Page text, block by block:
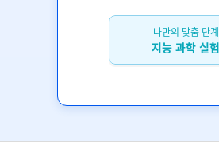
나만의 맞춤 단
지능 과학 실